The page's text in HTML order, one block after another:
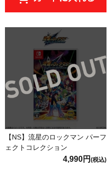
【NS】流星のロックマン パーフ
ェクトコレクション
4,990円 (税込)